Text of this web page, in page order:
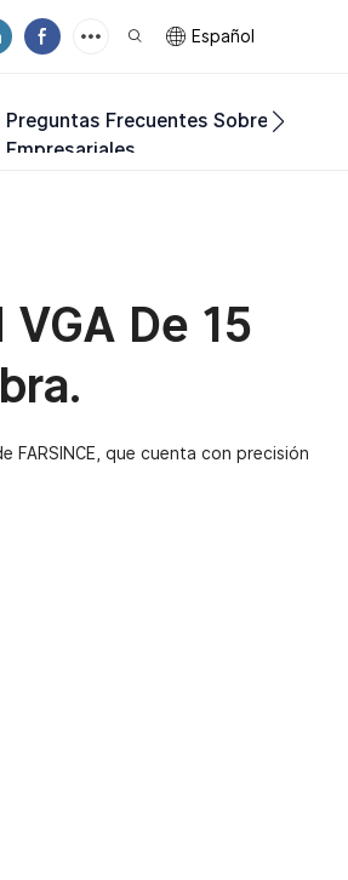
Español
Preguntas Frecuentes Sobre Los
Empresariales
De 15
FARSINCE, que cuenta con precisión